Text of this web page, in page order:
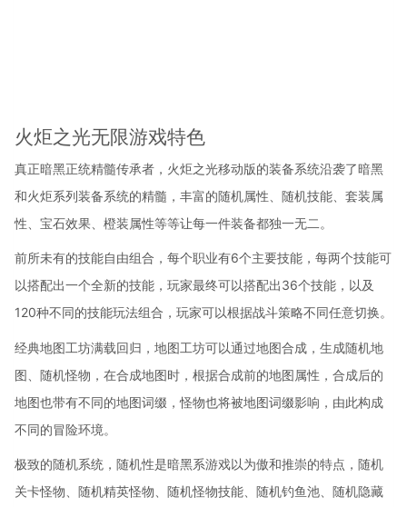
火炬之光无限游戏特色
真正暗黑正统精髓传承者，火炬之光移动版的装备系统沿袭了暗黑
和火炬系列装备系统的精髓，丰富的随机属性、随机技能、套装属
性、宝石效果、橙装属性等等让每一件装备都独一无二。
前所未有的技能自由组合，每个职业有6个主要技能，每两个技能可
以搭配出一个全新的技能，玩家最终可以搭配出36个技能，以及
120种不同的技能玩法组合，玩家可以根据战斗策略不同任意切换。
经典地图工坊满载回归，地图工坊可以通过地图合成，生成随机地
图、随机怪物，在合成地图时，根据合成前的地图属性，合成后的
地图也带有不同的地图词缀，怪物也将被地图词缀影响，由此构成
不同的冒险环境。
极致的随机系统，随机性是暗黑系游戏以为傲和推崇的特点，随机
关卡怪物、随机精英怪物、随机怪物技能、随机钓鱼池、随机隐藏